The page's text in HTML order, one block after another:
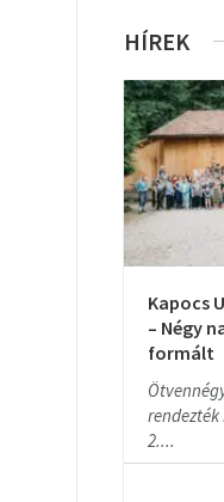
HÍREK
Kapocs
– Négy
formált
rendezték
2....